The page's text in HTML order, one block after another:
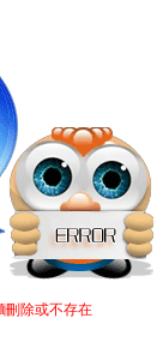
麵刪除或不存在